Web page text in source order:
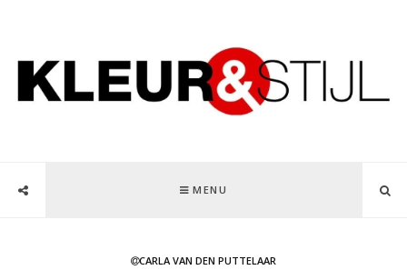
MENU
CARLA VAN DEN PUTTELAAR